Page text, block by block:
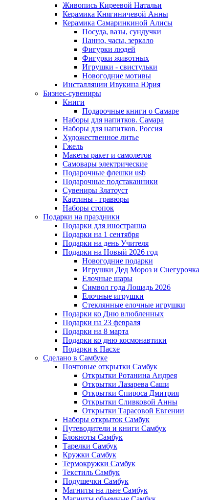
Живопись Киреевой Натальи
Керамика Княгиничевой Анны
Керамика Самаринкиной Алисы
Посуда, вазы, сундучки
Панно, часы, зеркало
Фигурки людей
Фигурки животных
Игрушки - свистульки
Новогодние мотивы
Инсталляции Ивукина Юрия
Бизнес-сувениры
Книги
Подарочные книги о Самаре
Наборы для напитков. Самара
Наборы для напитков. Россия
Художественное литье
Гжель
Макеты ракет и самолетов
Самовары электрические
Подарочные флешки usb
Подарочные подстаканники
Сувениры Златоуст
Картины - гравюры
Наборы стопок
Подарки на праздники
Подарки для иностранца
Подарки на 1 сентября
Подарки на день Учителя
Подарки на Новый 2026 год
Новогодние подарки
Игрушки Дед Мороз и Снегурочка
Елочные шары
Символ года Лошадь 2026
Елочные игрушки
Стеклянные елочные игрушки
Подарки ко Дню влюбленных
Подарки на 23 февраля
Подарки на 8 марта
Подарки ко дню космонавтики
Подарки к Пасхе
Сделано в Самбуке
Почтовые открытки Самбук
Открытки Ротанина Андрея
Открытки Лазарева Саши
Открытки Спироса Дмитрия
Открытки Сливковой Анны
Открытки Тарасовой Евгении
Наборы открыток Самбук
Путеводители и книги Самбук
Блокноты Самбук
Тарелки Самбук
Кружки Самбук
Термокружки Самбук
Текстиль Самбук
Подушечки Самбук
Магниты на льне Самбук